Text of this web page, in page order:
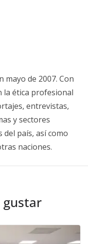
mayo de 2007. Con
la ética profesional
entrevistas,
y sectores
país, así como
naciones.
gustar